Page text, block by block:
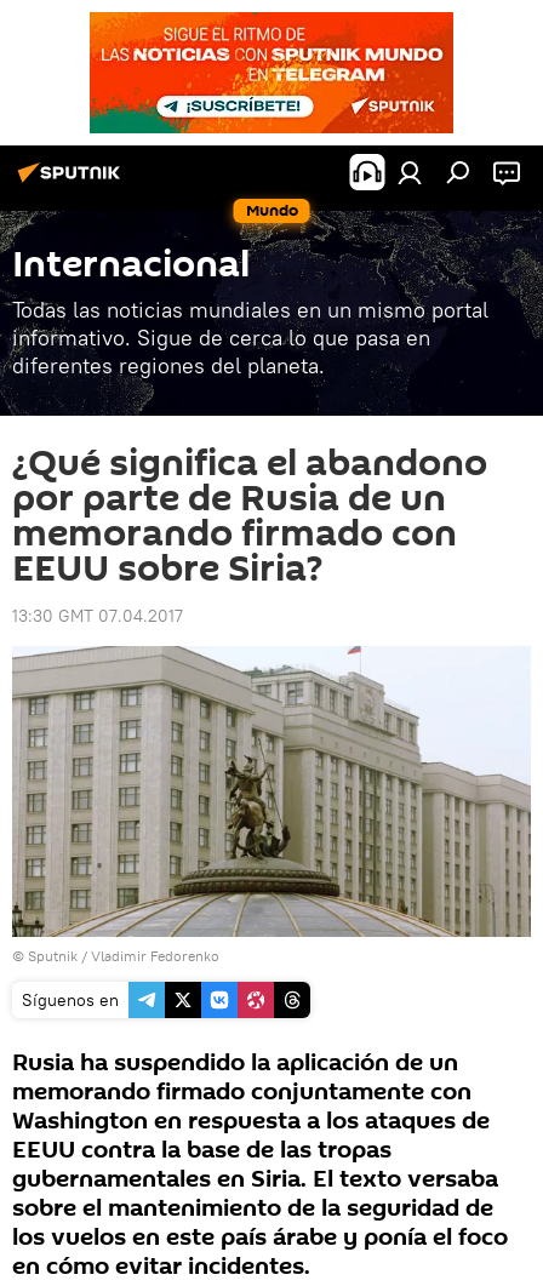
Mundo
Internacional
Todas las noticias mundiales en un mismo portal
informativo. Sigue de cerca lo que pasa en
diferentes regiones del planeta.
¿Qué significa el abandono
por parte de Rusia de un
memorando firmado con
EEUU sobre Siria?
13:30 GMT 07.04.2017
© Sputnik / Vladimir Fedorenko
Síguenos en
Rusia ha suspendido la aplicación de un
memorando firmado conjuntamente con
Washington en respuesta a los ataques de
EEUU contra la base de las tropas
gubernamentales en Siria. El texto versaba
sobre el mantenimiento de la seguridad de
los vuelos en este país árabe y ponía el foco
en cómo evitar incidentes.